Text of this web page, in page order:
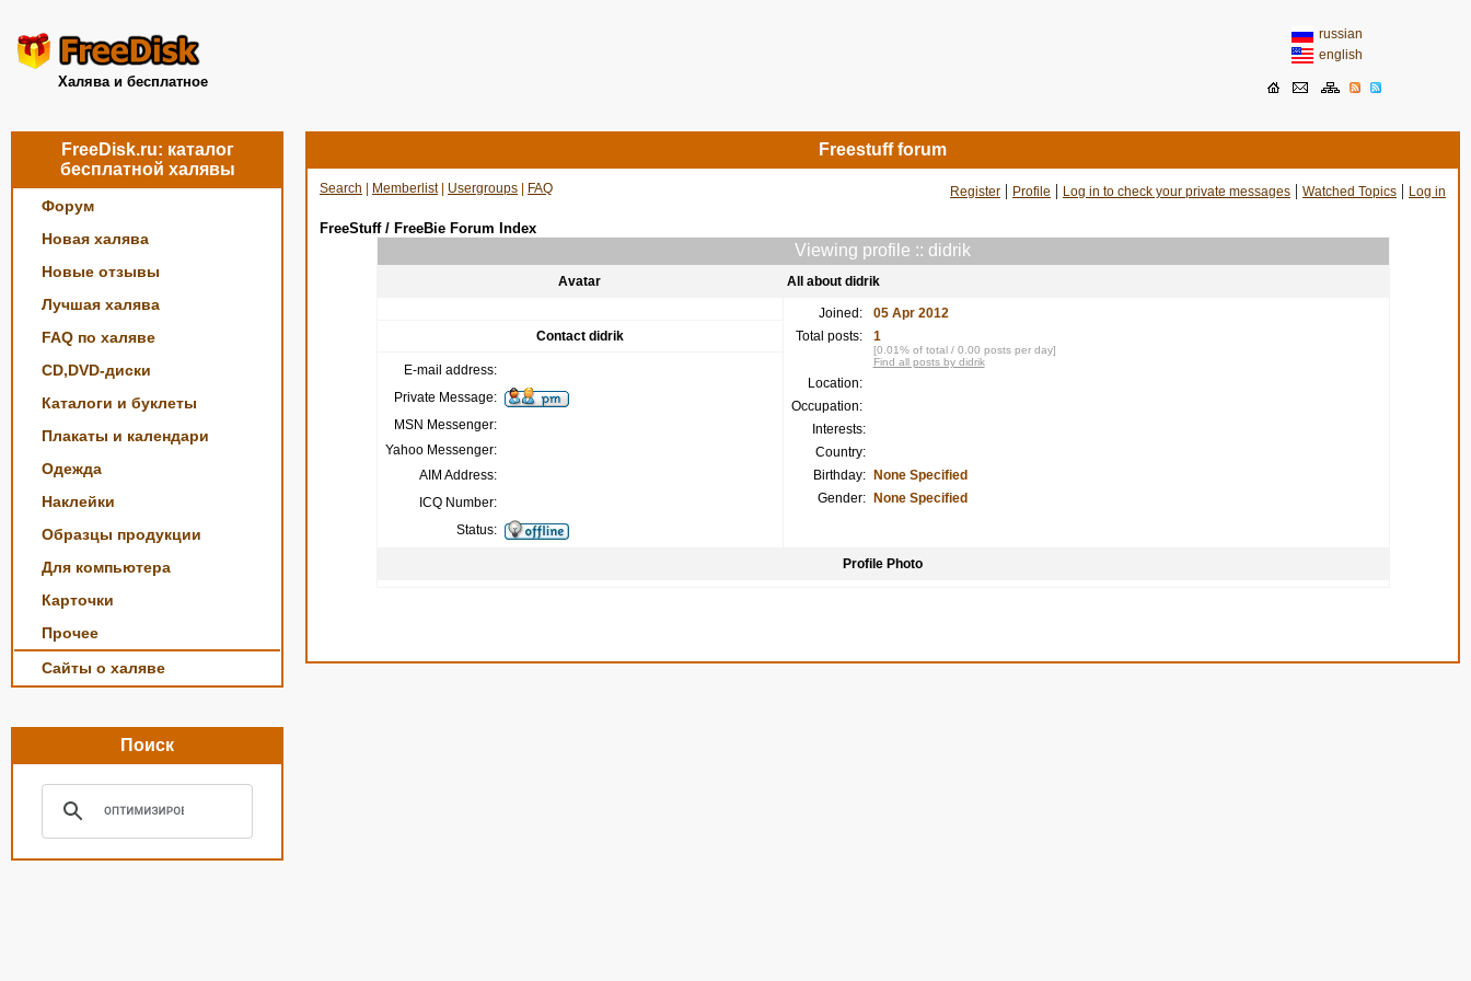
Халява и бесплатное
russian
english
FreeDisk.ru: каталог
бесплатной халявы
Форум
Новая халява
Новые отзывы
Лучшая халява
FAQ по халяве
CD,DVD-диски
Каталоги и буклеты
Плакаты и календари
Одежда
Наклейки
Образцы продукции
Для компьютера
Карточки
Прочее
Сайты о халяве
Поиск
Freestuff forum
Search Memberlist| Usergroups FAQ Register | Profile | Log in to check your private messages | Watched Topics | Log in
FreeStuff / FreeBie Forum Index
Viewing profile :: didrik
Avatar All about didrik
Joined:
05 Apr 2012
Total posts:
1
[0.01% of total / 0.00 posts per day]
Find all posts by didrik
Location:
Occupation:
Interests:
Country:
Birthday:
None Specified
Gender:
None Specified
Contact didrik
E-mail address:
Private Message:
MSN Messenger:
Yahoo Messenger:
AIM Address:
ICQ Number:
Status:
Profile Photo